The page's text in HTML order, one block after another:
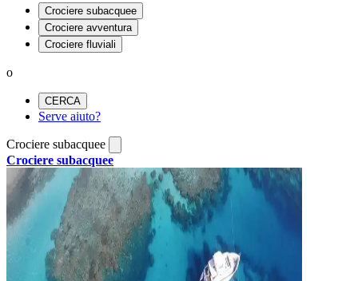
Crociere subacquee
Crociere avventura
Crociere fluviali
o
CERCA
Serve aiuto?
Crociere subacquee
Crociere subacquee